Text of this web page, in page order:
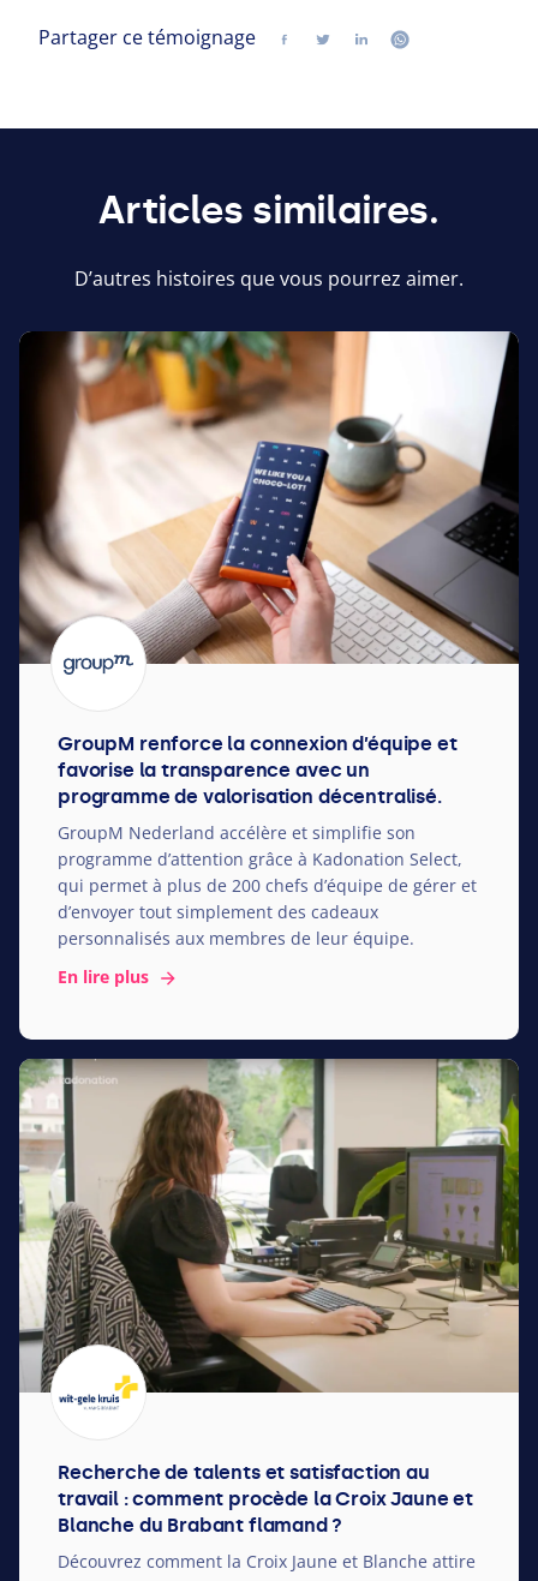
Partager ce témoignage
PartagerSuivez-nous sur twitter
Suivez-nous sur
Suivez-nous
Articles similaires.
D’autres histoires que vous pourrez aimer.
GroupM renforce la connexion d’équipe et
favorise la transparence avec un
programme de valorisation décentralisé.
GroupM Nederland accélère et simplifie son
programme d’attention grâce à Kadonation Select,
qui permet à plus de 200 chefs d’équipe de gérer et
d’envoyer tout simplement des cadeaux
personnalisés aux membres de leur équipe.
En lire plus
Recherche de talents et satisfaction au
travail : comment procède la Croix Jaune et
Blanche du Brabant flamand ?
Découvrez comment la Croix Jaune et Blanche attire